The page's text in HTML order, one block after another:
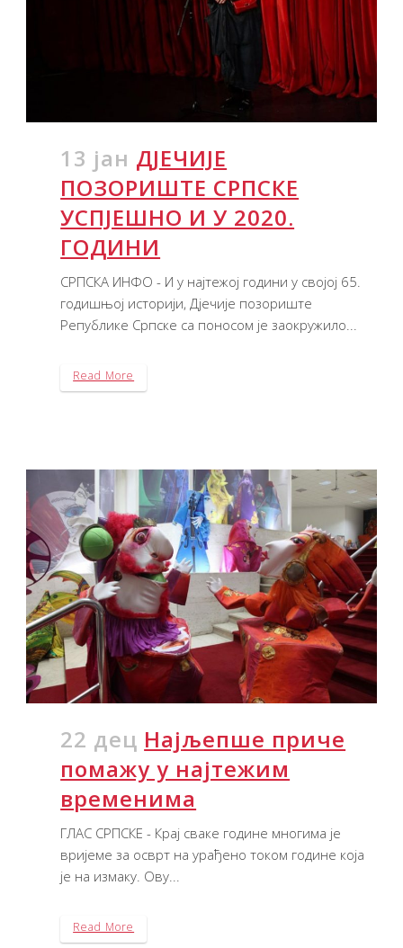
13 јан ДЈЕЧИЈЕ
ПОЗОРИШТЕ СРПСКЕ
УСПЈЕШНО И У 2020.
ГОДИНИ
СРПСКА ИНФО - И у најтежој години у својој 65.
годишњој историји, Дјечије позориште
Републике Српске са поносом је заокружило...
Read More
22 дец Најљепше приче
помажу у најтежим
временима
ГЛАС СРПСКЕ - Крај сваке године многима је
вријеме за осврт на урађено током године која
је на измаку. Ову...
Read More